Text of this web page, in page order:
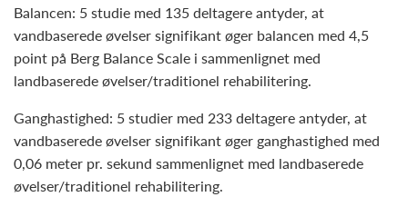
Balancen: 5 studie med 135 deltagere antyder, at
vandbaserede øvelser signifikant øger balancen med 4,5
point på Berg Balance Scale i sammenlignet med
landbaserede øvelser/traditionel rehabilitering.
Ganghastighed: 5 studier med 233 deltagere antyder, at
vandbaserede øvelser signifikant øger ganghastighed med
0,06 meter pr. sekund sammenlignet med landbaserede
øvelser/traditionel rehabilitering.